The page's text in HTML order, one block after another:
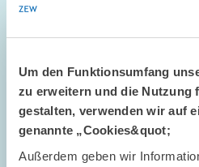
Um den Funktionsumfang
zu erweitern und die Nutzung
gestalten, verwenden wir auf
genannte „Cookies&quot;
Außerdem geben wir
STANDPUNKT // 16.07.2026